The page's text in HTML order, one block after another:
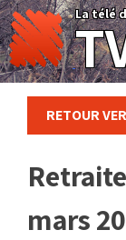
Skip
to
content
La télé
RETOUR
mars